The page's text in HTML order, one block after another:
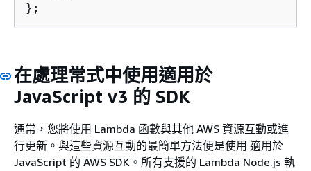
};
在處理常式中使用適用於
JavaScript v3 的 SDK
通常，您將使用 Lambda 函數與其他 AWS 資源互動或進
行更新。與這些資源互動的最簡單方法便是使用 適用於
JavaScript 的 AWS SDK。所有支援的 Lambda Node.js 執